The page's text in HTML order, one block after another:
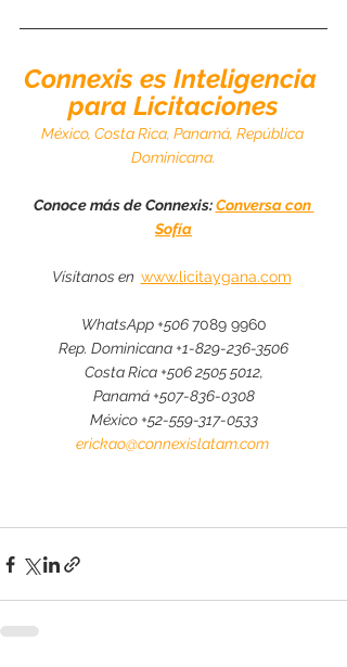
Connexis es Inteligencia
para Licitaciones
México, Costa Rica, Panamá, República
Dominicana.
Conoce más de Connexis: Conversa con
Sofía
Vísítanos en www.licitaygana.com
WhatsApp +506 7089 9960
Rep. Dominicana +1-829-236-3506
Costa Rica +506 2505 5012,
Panamá +507-836-0308
México +52-559-317-0533
erickao@connexislatam.com